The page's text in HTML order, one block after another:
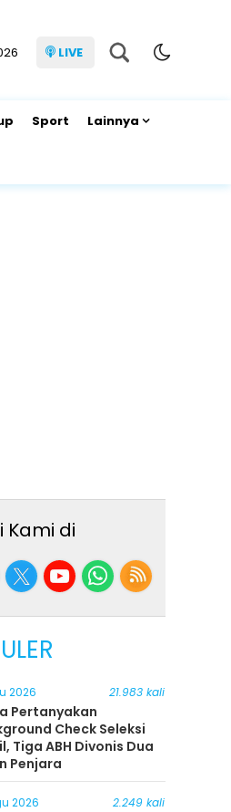
LIVE
Sport Lainnya
Kami di
2026 21.983 kali
Pertanyakan
Check Seleksi
Tiga ABH Divonis Dua
Penjara
2026 2.249 kali